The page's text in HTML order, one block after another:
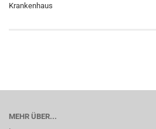
Krankenhaus
MEHR ÜBER...